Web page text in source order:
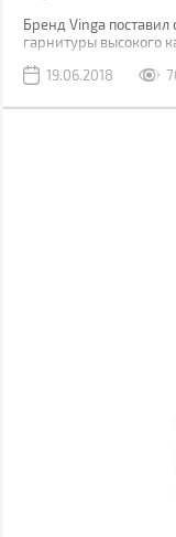
Бренд Vinga поставил
гарнитуры высокого
подходящие по вкусу
19.06.2018